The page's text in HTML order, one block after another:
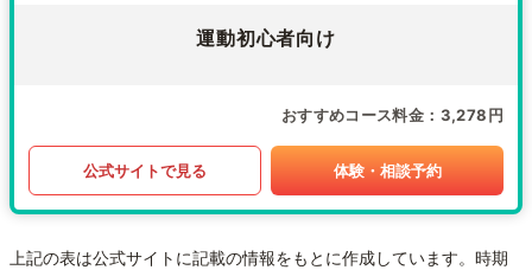
運動初心者向け
おすすめコース料金 3,278円
公式サイトで見る 体験・相談予約
上記の表は公式サイトに記載の情報をもとに作成しています。時期